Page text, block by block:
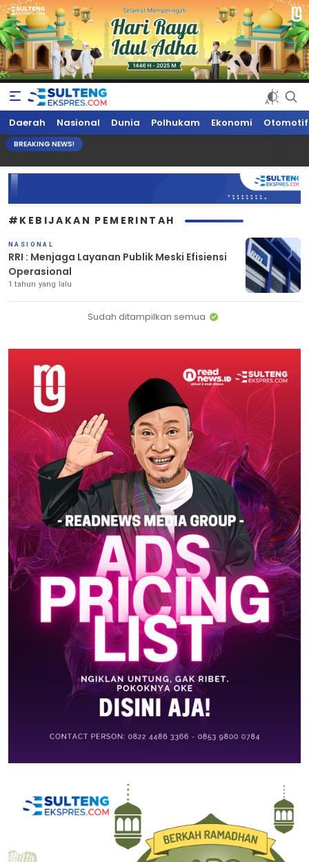
Sultengekspres.com
Berita Seputar Sulteng Hari Ini, Update Terkini, Suaranya Rakyat
Sulteng
Daerah Nasional Dunia Polhukam Ekonomi Otomotif
BREAKING NEWS!
#KEBIJAKAN PEMERINTAH
NASIONAL
RRI : Menjaga Layanan Publik Meski Efisiensi
Operasional
1 tahun yang lalu
Sudah ditampilkan semua